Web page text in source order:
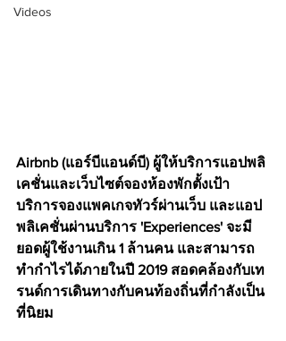
Videos
Airbnb (แอร์บีแอนด์บี) ผู้ให้บริการแอปพลิ
เคชั่นและเว็บไซต์จองห้องพักตั้งเป้า
บริการจองแพคเกจทัวร์ผ่านเว็บ และแอป
พลิเคชั่นผ่านบริการ 'Experiences' จะมี
ยอดผู้ใช้งานเกิน 1 ล้านคน และสามารถ
ทำกำไรได้ภายในปี 2019 สอดคล้องกับเท
รนด์การเดินทางกับคนท้องถิ่นที่กำลังเป็น
ที่นิยม